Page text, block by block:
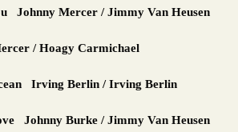
Johnny Mercer / Jimmy Van Heusen
/ Hoagy Carmichael
Irving Berlin / Irving Berlin
Johnny Burke / Jimmy Van Heusen